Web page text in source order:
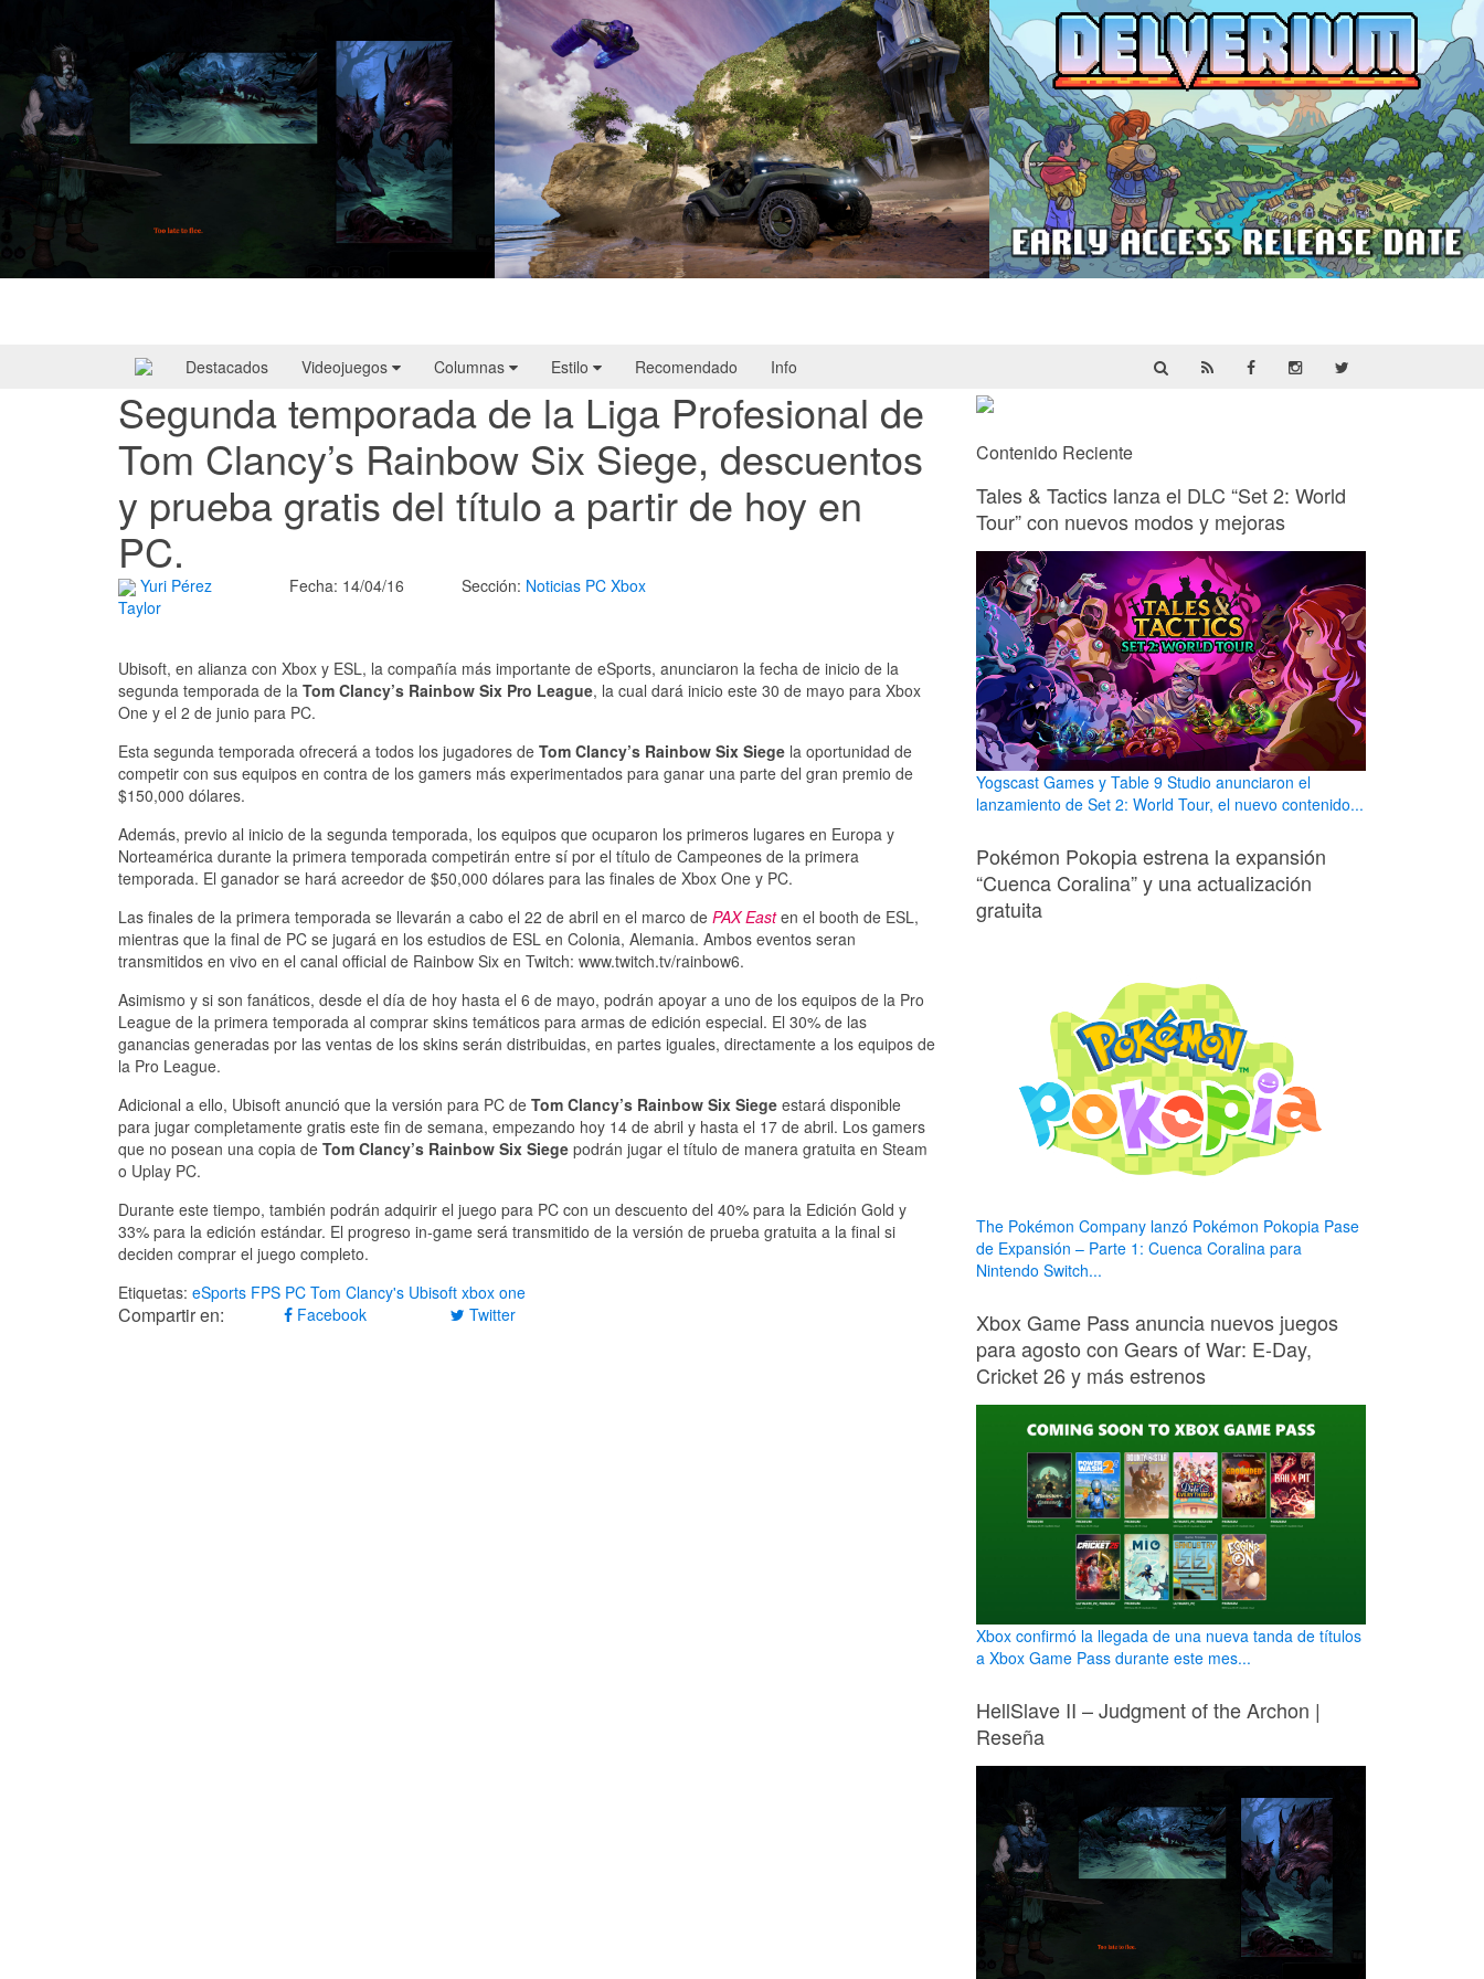
Destacados Videojuegos Columnas Estilo Recomendado Info
Segunda temporada de la Liga Profesional de
Tom Clancy’s Rainbow Six Siege, descuentos
y prueba gratis del título a partir de hoy en
PC.
Yuri Pérez
Taylor
Fecha: 14/04/16 Sección: Noticias PC Xbox
Ubisoft, en alianza con Xbox y ESL, la compañía más importante de eSports, anunciaron la fecha de inicio de la
segunda temporada de la Tom Clancy’s Rainbow Six Pro League, la cual dará inicio este 30 de mayo para Xbox
One y el 2 de junio para PC.
Esta segunda temporada ofrecerá a todos los jugadores de Tom Clancy’s Rainbow Six Siege la oportunidad de
competir con sus equipos en contra de los gamers más experimentados para ganar una parte del gran premio de
$150,000 dólares.
Además, previo al inicio de la segunda temporada, los equipos que ocuparon los primeros lugares en Europa y
Norteamérica durante la primera temporada competirán entre sí por el título de Campeones de la primera
temporada. El ganador se hará acreedor de $50,000 dólares para las finales de Xbox One y PC.
Las finales de la primera temporada se llevarán a cabo el 22 de abril en el marco de PAX Easten el booth de ESL,
mientras que la final de PC se jugará en los estudios de ESL en Colonia, Alemania. Ambos eventos seran
transmitidos en vivo en el canal official de Rainbow Six en Twitch: www.twitch.tv/rainbow6.
Asimismo y si son fanáticos, desde el día de hoy hasta el 6 de mayo, podrán apoyar a uno de los equipos de la Pro
League de la primera temporada al comprar skins temáticos para armas de edición especial. El 30% de las
ganancias generadas por las ventas de los skins serán distribuidas, en partes iguales, directamente a los equipos de
la Pro League.
Adicional a ello, Ubisoft anunció que la versión para PC de Tom Clancy’s Rainbow Six Siege estará disponible
para jugar completamente gratis este fin de semana, empezando hoy 14 de abril y hasta el 17 de abril. Los gamers
que no posean una copia de Tom Clancy’s Rainbow Six Siege podrán jugar el título de manera gratuita en Steam
o Uplay PC.
Durante este tiempo, también podrán adquirir el juego para PC con un descuento del 40% para la Edición Gold y
33% para la edición estándar. El progreso in-game será transmitido de la versión de prueba gratuita a la final si
deciden comprar el juego completo.
Etiquetas: eSports FPS PC Tom Clancy's Ubisoft xbox one
Compartir en: Facebook Twitter
Contenido Reciente
Tales & Tactics lanza el DLC “Set 2: World
Tour” con nuevos modos y mejoras
Yogscast Games y Table 9 Studio anunciaron el
lanzamiento de Set 2: World Tour, el nuevo contenido...
Pokémon Pokopia estrena la expansión
“Cuenca Coralina” y una actualización
gratuita
The Pokémon Company lanzó Pokémon Pokopia Pase
de Expansión – Parte 1: Cuenca Coralina para
Nintendo Switch...
Xbox Game Pass anuncia nuevos juegos
para agosto con Gears of War: E-Day,
Cricket 26 y más estrenos
Xbox confirmó la llegada de una nueva tanda de títulos
a Xbox Game Pass durante este mes...
HellSlave II – Judgment of the Archon |
Reseña